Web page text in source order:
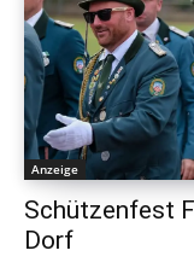
Anzeige
Schützenfest
Dorf